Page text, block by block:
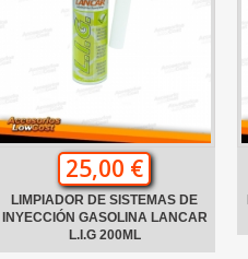
25,00 €
LIMPIADOR DE SISTEMAS DE
INYECCIÓN GASOLINA LANCAR
L.I.G 200ML